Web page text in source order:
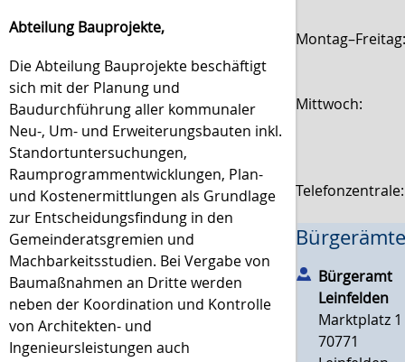
Abteilung Bauprojekte,
Die Abteilung Bauprojekte beschäftigt
sich mit der Planung und
Baudurchführung aller kommunaler
Neu-, Um- und Erweiterungsbauten inkl.
Standortuntersuchungen,
Raumprogrammentwicklungen, Plan-
und Kostenermittlungen als Grundlage
zur Entscheidungsfindung in den
Gemeinderatsgremien und
Machbarkeitsstudien. Bei Vergabe von
Baumaßnahmen an Dritte werden
neben der Koordination und Kontrolle
von Architekten- und
Ingenieursleistungen auch
Mittwoch:
Bürgeramt
Leinfelden
Marktplatz 1
70771